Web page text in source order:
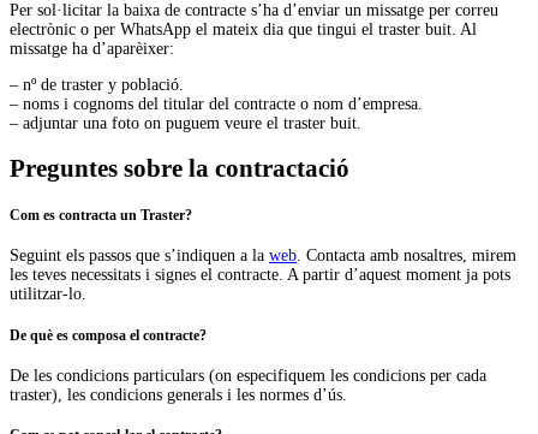
Per sol·licitar la baixa de contracte s’ha d’enviar un missatge per correu
electrònic o per WhatsApp el mateix dia que tingui el traster buit. Al
missatge ha d’aparèixer:
– nº de traster y població.
– noms i cognoms del titular del contracte o nom d’empresa.
– adjuntar una foto on puguem veure el traster buit.
Preguntes sobre la contractació
Com es contracta un Traster?
Seguint els passos que s’indiquen a la web. Contacta amb nosaltres, mirem
les teves necessitats i signes el contracte. A partir d’aquest moment ja pots
utilitzar-lo.
De què es composa el contracte?
De les condicions particulars (on especifiquem les condicions per cada
traster), les condicions generals i les normes d’ús.